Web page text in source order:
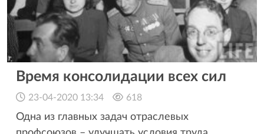
Время консолидации всех сил
23-04-2020 13:34 618
Одна из главных задач отраслевых